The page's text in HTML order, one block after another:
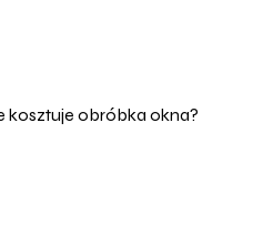
kosztuje obróbka okna?